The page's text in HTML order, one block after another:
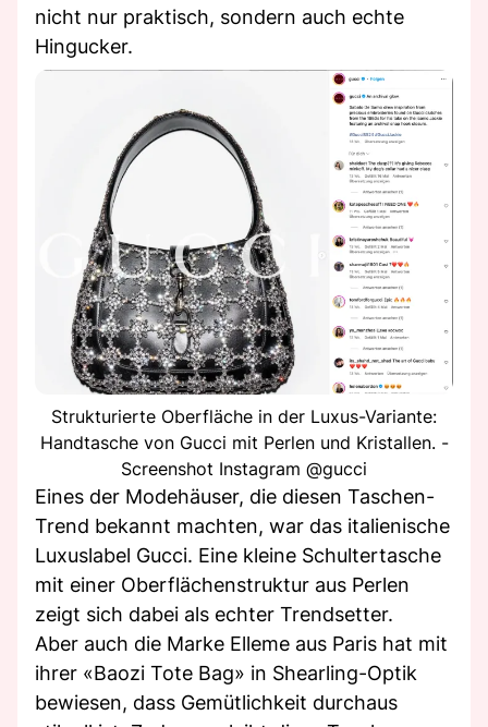
nicht nur praktisch, sondern auch echte
Hingucker.
Strukturierte Oberfläche in der Luxus-Variante:
Handtasche von Gucci mit Perlen und Kristallen. -
Screenshot Instagram @gucci
Eines der Modehäuser, die diesen Taschen-
Trend bekannt machten, war das italienische
Luxuslabel Gucci. Eine kleine Schultertasche
mit einer Oberflächenstruktur aus Perlen
zeigt sich dabei als echter Trendsetter.
Aber auch die Marke Elleme aus Paris hat mit
ihrer «Baozi Tote Bag» in Shearling-Optik
bewiesen, dass Gemütlichkeit durchaus